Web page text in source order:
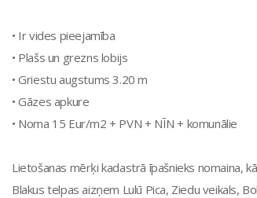
• Ir vides pieejamība
• Plašs un grezns lobijs
• Griestu augstums 3.20 m
• Gāzes apkure
• Noma 15 Eur/m2 + PVN + NĪN + komunālie
Lietošanas mērķi kadastrā īpašnieks nomaina,
Blakus telpas aizņem Lulū Pica, Ziedu veikals,